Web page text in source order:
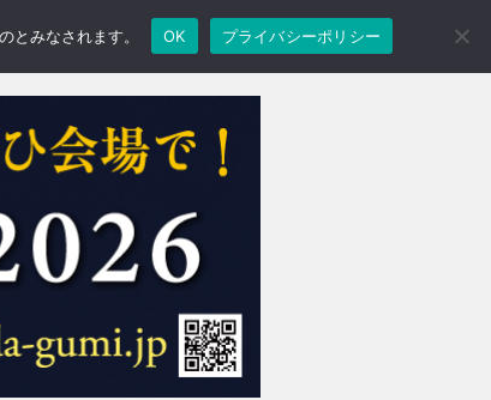
みなされます。 OK プライバシーポリシー